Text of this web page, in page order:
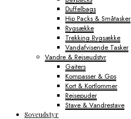
Duffelbags
Hip Packs & Småtasker
Rygsække
Trekking Rygsække
Vandafvisende Tasker
Vandre & Rejseudstyr
Gaiters
Kompasser & Gps
Kort & Kortlommer
Rejsepuder
Stave & Vandrestave
Soveudstyr